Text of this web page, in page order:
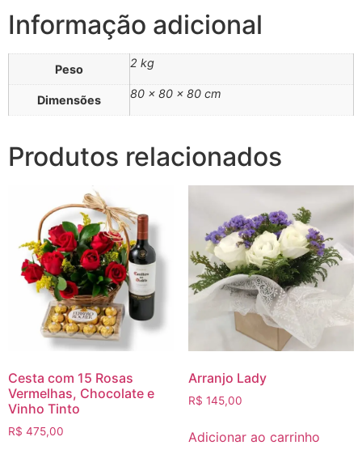
Informação adicional
Peso 2 kg
Dimensões 80 × 80 × 80 cm
Produtos relacionados
Cesta com 15 Rosas
Vermelhas, Chocolate e
Vinho Tinto
R$ 475,00
Arranjo Lady
R$ 145,00
Adicionar ao carrinho